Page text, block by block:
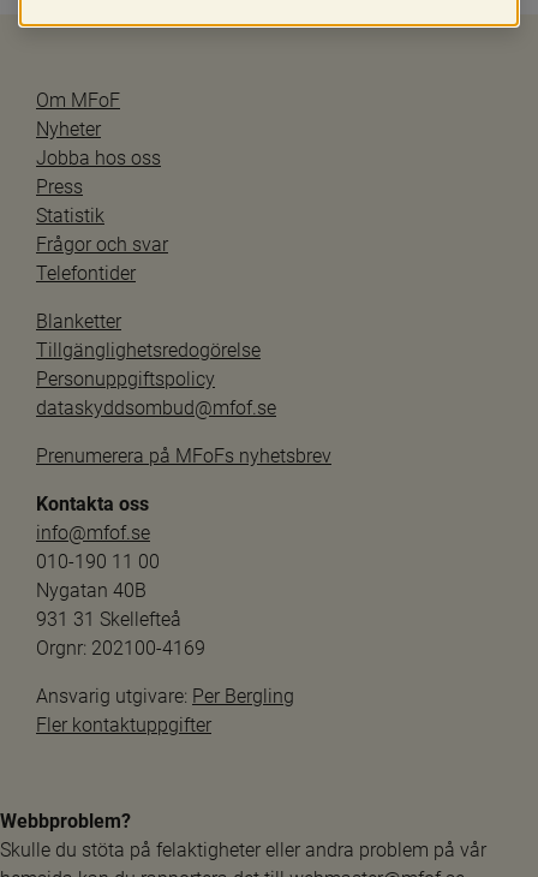
Om MFoF
Nyheter
Jobba hos oss
Press
Statistik
Frågor och svar
Telefontider
Blanketter
Tillgänglighetsredogörelse
Personuppgiftspolicy
dataskyddsombud@mfof.se
Prenumerera på MFoFs nyhetsbrev
Kontakta oss
info@mfof.se
010-190 11 00
Nygatan 40B
931 31 Skellefteå
Orgnr: 202100-4169
Ansvarig utgivare: Per Bergling
Fler kontaktuppgifter
Webbproblem?
Skulle du stöta på felaktigheter eller andra problem på vår